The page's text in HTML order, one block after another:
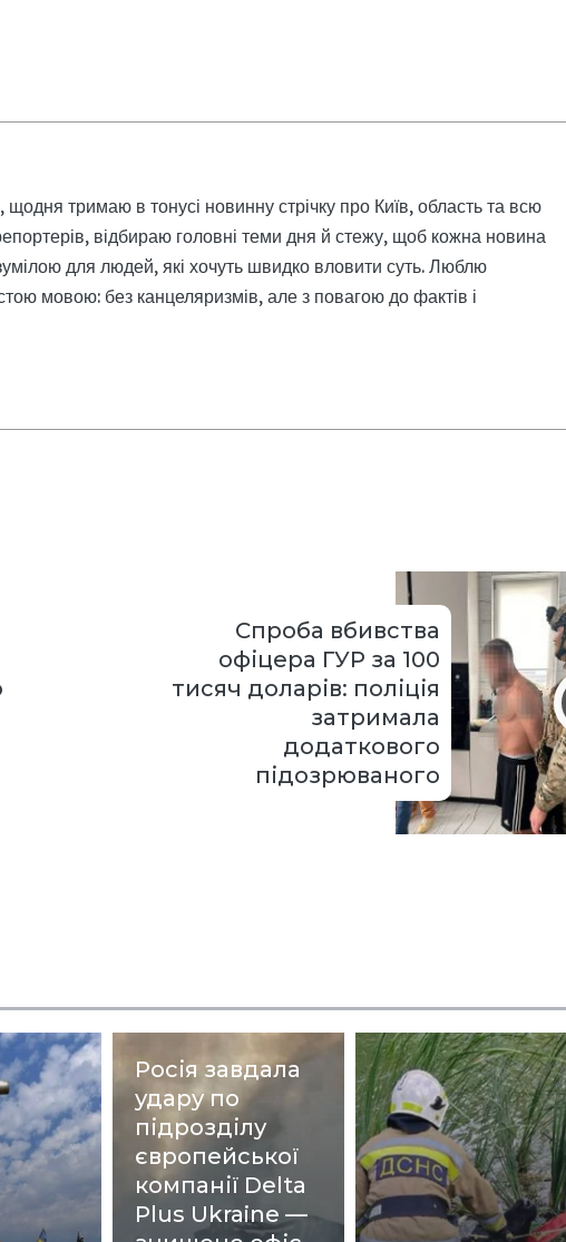
щодня тримаю в тонусі новинну стрічку про Київ, область та всю
відбираю головні теми дня й стежу, щоб кожна новина
для людей, які хочуть швидко вловити суть. Люблю
мовою: без канцеляризмів, але з повагою до фактів і
Спроба вбивства
офіцера ГУР за 100
тисяч доларів: поліція
затримала
додаткового
підозрюваного
Росія завдала
удару по
підрозділу
європейської
компанії Delta
Plus Ukraine —